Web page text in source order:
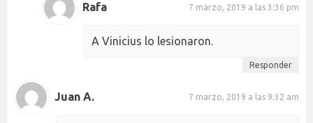
Rafa 7 marzo, 2019 a las 3:36 pm
A Vinicius lo lesionaron.
Responder
Juan A. 7 marzo, 2019 a las 9:32 am